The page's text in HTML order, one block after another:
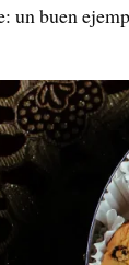
un buen